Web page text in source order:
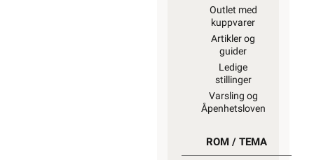
Outlet med
kuppvarer
Artikler og
guider
Ledige
stillinger
Varsling og
Åpenhetsloven
ROM / TEMA